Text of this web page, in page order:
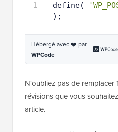
1 define(
);
Hébergé avec ❤️ par
WPCode
N'oubliez pas de remplacer
révisions que vous
article.